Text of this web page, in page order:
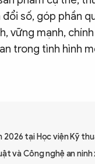
số, góp phần
vững mạnh,
trong tình hình
tại Học viện Kỹ
và Công nghệ an